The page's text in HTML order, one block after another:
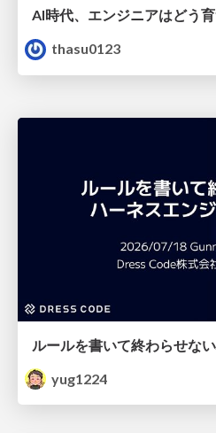
thasu0123
yug1224